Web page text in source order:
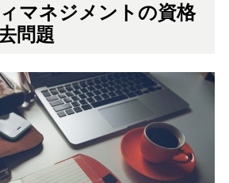
マネジメントの資格
問題